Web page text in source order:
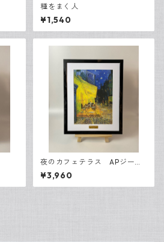
種をまく人
¥1,540
夜のカフェテラス APジーク
レイ
¥3,960